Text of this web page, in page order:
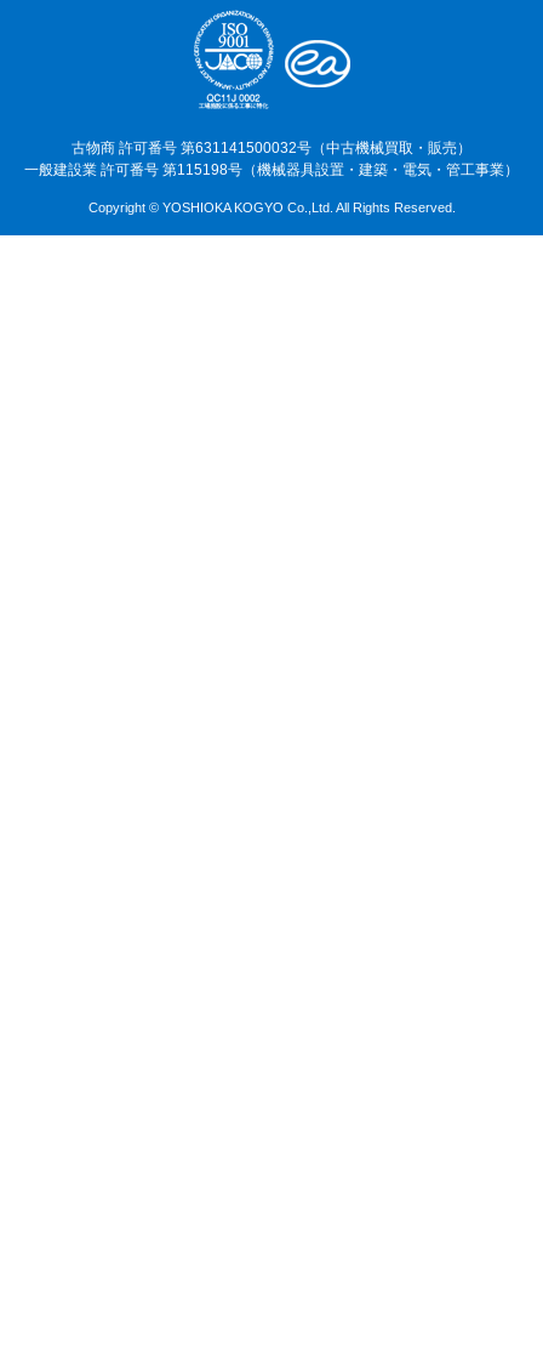
古物商 許可番号 第631141500032号（中古機械買取・販売）
一般建設業 許可番号 第115198号（機械器具設置・建築・電気・管工事業）
Copyright © YOSHIOKA KOGYO Co.,Ltd. All Rights Reserved.